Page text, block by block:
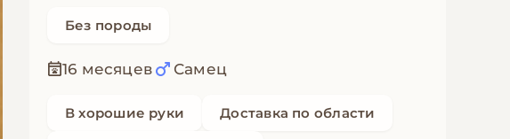
Без породы
16 месяцев Самец
В хорошие руки Доставка по области